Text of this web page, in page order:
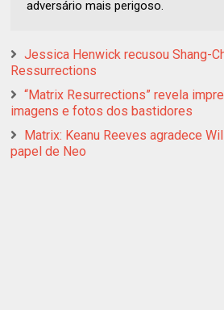
adversário mais perigoso.
Jessica Henwick recusou Shang-
Ressurrections
“Matrix Resurrections” revela
imagens e fotos dos bastidores
Matrix: Keanu Reeves agradece
papel de Neo